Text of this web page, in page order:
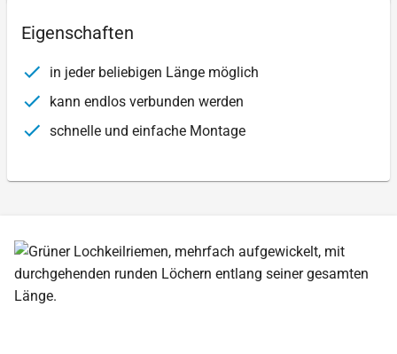
Eigenschaften
in jeder beliebigen Länge möglich
kann endlos verbunden werden
schnelle und einfache Montage